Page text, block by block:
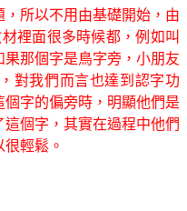
所以不用由基礎開始，由
裡面很多時候都，例如叫
那個字是鳥字旁，小朋友
對我們而言也達到認字功
字的偏旁時，明顯他們是
個字，其實在過程中他們
輕鬆。